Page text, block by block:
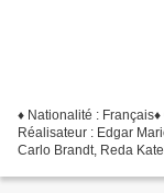
♦ Nationalité :
Réalisateur : Edgar
Carlo Brandt, Reda